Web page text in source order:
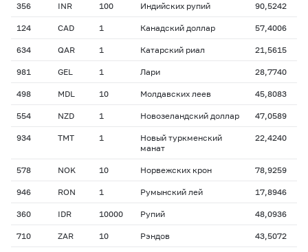
356 INR 100 Индийских рупий 90,5242
124 CAD 1 Канадский доллар 57,4006
634 QAR 1 Катарский риал 21,5615
981 GEL 1 Лари 28,7740
498 MDL 10 Молдавских леев 45,8083
554 NZD 1 Новозеландский доллар 47,0589
934 TMT 1
Новый туркменский
манат
22,4240
578 NOK 10 Норвежских крон 78,9259
946 RON 1 Румынский лей 17,8946
360 IDR 10000 Рупий 48,0936
710 ZAR 10 Рэндов 43,5072